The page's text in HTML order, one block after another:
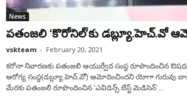
News
పతంజలి ‘కొరోనిల్‌’కు డ‌బ్ల్యూ.హెచ్.‌వో
vskteam - February 20, 2021
క‌రోనా నివార‌ణ‌కు పతంజలి ఆయుర్వేద సంస్థ రూపొందించిన ఔషధం
ఆరోగ్య సంస్థ(డ‌బ్ల్యూ.హెచ్.‌వో) ఆమోదించింద‌ని యోగా
మేర‌కు పతంజలి రూపొందించిన ‘ఎవిడెన్స్ బేస్ట్ మెడిసెన్’...